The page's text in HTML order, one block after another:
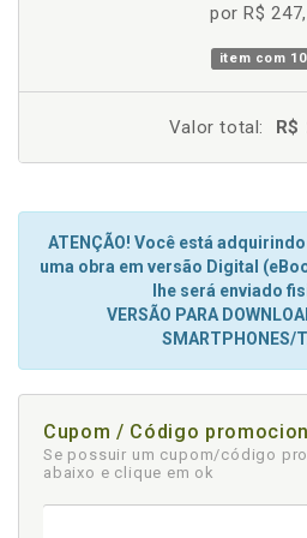
por R$
item com
Valor total: R$
ATENÇÃO! Você está
uma obra em versão Digital
lhe será enviado
VERSÃO PARA
SMARTPHONES/
Cupom / Código
Se possuir um cupom/código
abaixo e clique em ok